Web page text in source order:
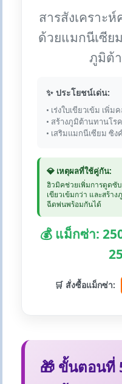
สารสังเคราะ
ด้วยแมกนีเซียม
ภูมิต้
✨ ประโยชน์เด่น:
• เร่งใบเขียวเข้ม เพิ่ม
• สร้างภูมิต้านทานโรค
• เสริมแมกนีเซียม ซิงค์
💎 เหตุผลที่ใช้คู่กัน:
ฮิวมิคช่วยเพิ่มการดูดซั
เขียวเข้มกว่า และสร้า
ฉีดพ่นพร้อมกันได้
💰 แม็กซ่า:
🛒 สั่งซื้อแม็กซ่า:
🎁 ขั้นตอนที่